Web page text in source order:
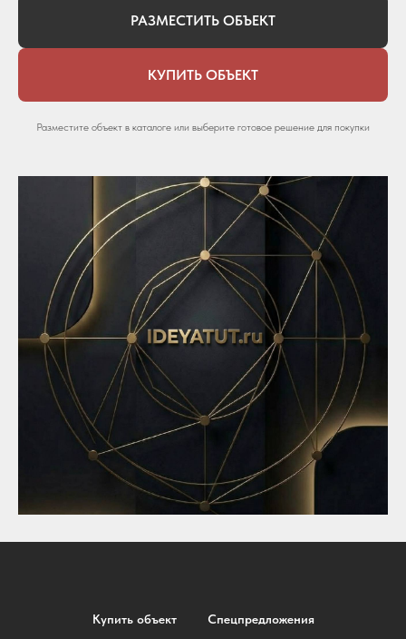
РАЗМЕСТИТЬ ОБЪЕКТ
КУПИТЬ ОБЪЕКТ
Разместите объект в каталоге или выберите готовое решение для покупки
Купить объект Спецпредложения